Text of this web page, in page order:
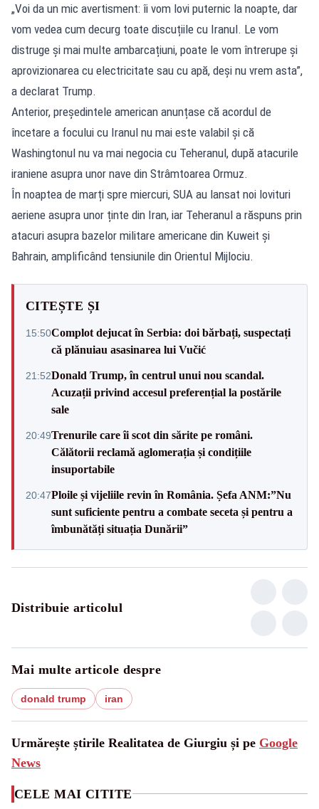
„Voi da un mic avertisment: îi vom lovi puternic la noapte, dar
vom vedea cum decurg toate discuțiile cu Iranul. Le vom
distruge și mai multe ambarcațiuni, poate le vom întrerupe și
aprovizionarea cu electricitate sau cu apă, deși nu vrem asta”,
a declarat Trump.
Anterior, președintele american anunțase că acordul de
încetare a focului cu Iranul nu mai este valabil și că
Washingtonul nu va mai negocia cu Teheranul, după atacurile
iraniene asupra unor nave din Strâmtoarea Ormuz.
În noaptea de marți spre miercuri, SUA au lansat noi lovituri
aeriene asupra unor ținte din Iran, iar Teheranul a răspuns prin
atacuri asupra bazelor militare americane din Kuweit și
Bahrain, amplificând tensiunile din Orientul Mijlociu.
CITEȘTE ȘI
15:50Complot dejucat în Serbia: doi bărbați, suspectați
că plănuiau asasinarea lui Vučić
21:52Donald Trump, în centrul unui nou scandal.
Acuzații privind accesul preferențial la postările
sale
20:49Trenurile care îi scot din sărite pe români.
Călătorii reclamă aglomerația și condițiile
insuportabile
20:47Ploile și vijeliile revin în România. Șefa ANM:”Nu
sunt suficiente pentru a combate seceta și pentru a
îmbunătăți situația Dunării”
Distribuie articolul
Mai multe articole despre
donald trump iran
Urmărește știrile Realitatea de Giurgiu și pe Google
News
CELE MAI CITITE